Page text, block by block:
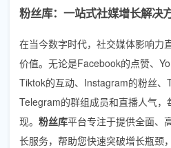
粉丝库：一站式社媒增长解决
在当今数字时代，社交媒体影响力
价值。无论是Facebook的点赞、
Tiktok的互动、Instagram的粉丝、
Telegram的群组成员和直播人气
现。 粉丝库平台专注于提供全面、
长服务，帮助您快速突破增长瓶颈